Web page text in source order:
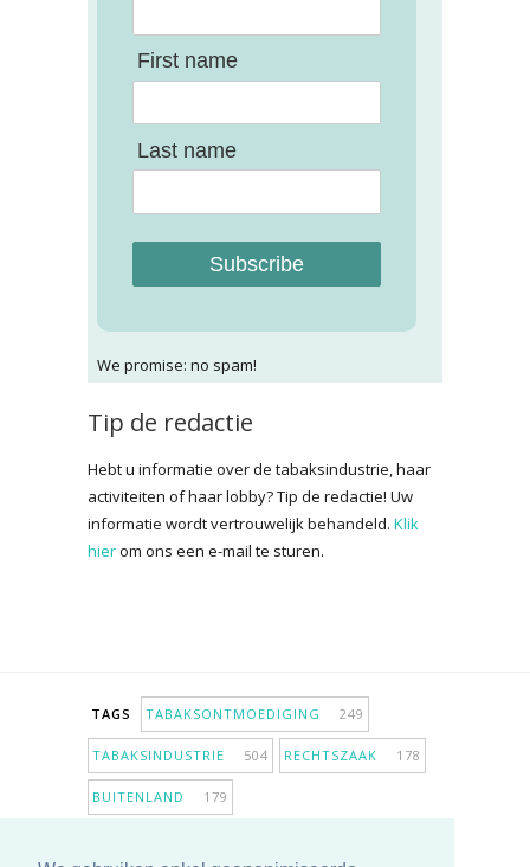
First name
Last name
Subscribe
We promise: no spam!
Tip de redactie
Hebt u informatie over de tabaksindustrie, haar
activiteiten of haar lobby? Tip de redactie! Uw
informatie wordt vertrouwelijk behandeld. Klik
hierom ons een e-mail te sturen.
TAGS TABAKSONTMOEDIGING 249
TABAKSINDUSTRIE 504 RECHTSZAAK 178
BUITENLAND 179